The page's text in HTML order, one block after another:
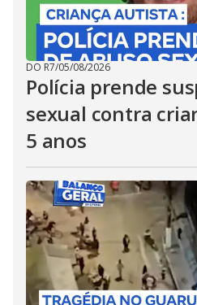
DO R7/05/08/2026
Polícia prende
sexual contra
5 anos